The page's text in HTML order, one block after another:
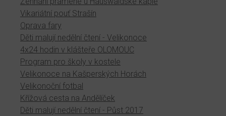
Vikariátní pouť Strašín
Oprava fary
Děti malují nedělní čtení - Velikonoce
4x24 hodin v klášteře OLOMOUC
Program pro školy v kostele
Velikonoce na Kašperských Horách
Velikonoční fotbal
Křížová cesta na Andělíček
Děti malují nedělní čtení - Půst 2017